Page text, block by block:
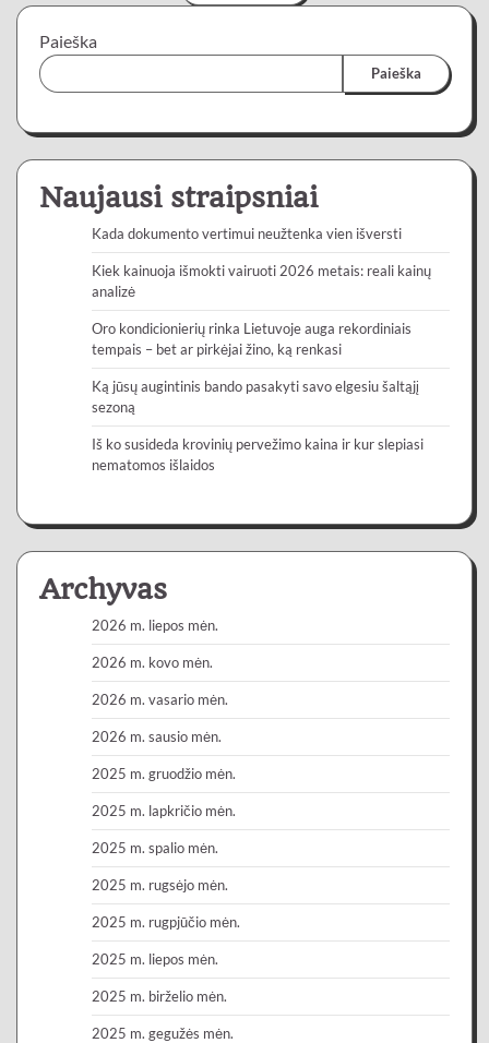
Paieška
Paieška
Naujausi straipsniai
Kada dokumento vertimui neužtenka vien išversti
Kiek kainuoja išmokti vairuoti 2026 metais: reali kainų
analizė
Oro kondicionierių rinka Lietuvoje auga rekordiniais
tempais – bet ar pirkėjai žino, ką renkasi
Ką jūsų augintinis bando pasakyti savo elgesiu šaltąjį
sezoną
Iš ko susideda krovinių pervežimo kaina ir kur slepiasi
nematomos išlaidos
Archyvas
2026 m. liepos mėn.
2026 m. kovo mėn.
2026 m. vasario mėn.
2026 m. sausio mėn.
2025 m. gruodžio mėn.
2025 m. lapkričio mėn.
2025 m. spalio mėn.
2025 m. rugsėjo mėn.
2025 m. rugpjūčio mėn.
2025 m. liepos mėn.
2025 m. birželio mėn.
2025 m. gegužės mėn.